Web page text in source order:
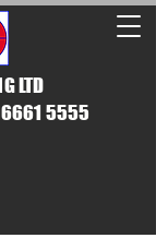
LTD
6661 5555